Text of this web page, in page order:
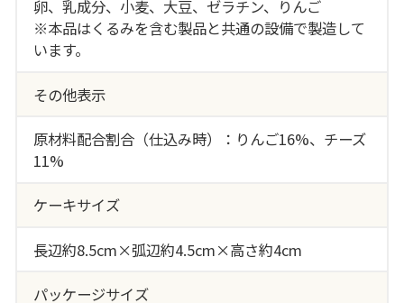
卵、乳成分、小麦、大豆、ゼラチン、りんご
※本品はくるみを含む製品と共通の設備で製造して
います。
その他表示
原材料配合割合（仕込み時）：りんご16%、チーズ
11%
ケーキサイズ
長辺約8.5cm×弧辺約4.5cm×高さ約4cm
パッケージサイズ